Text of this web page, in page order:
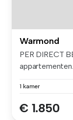
Warmond
PER DIRECT
appartementen.
1 kamer
€ 1.850